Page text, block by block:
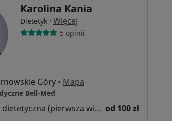
Karolina Kania
Dietetyk · Więcej
5 opinii
Góry • Mapa
Bell-Med
Konsultacja dietetyczna (pierwsza wizyta) od 100 zł